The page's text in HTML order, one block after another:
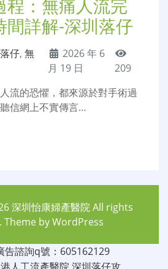
程：無痛人流完
間詳解-深圳落仔
仔, 無
2026 年 6
月 19 日
209
流的恐懼，都來源於對手術過
信網上不實傳言…
深圳怡康婦產醫院All rights
Theme byWordPress
告諮詢q號：605162129